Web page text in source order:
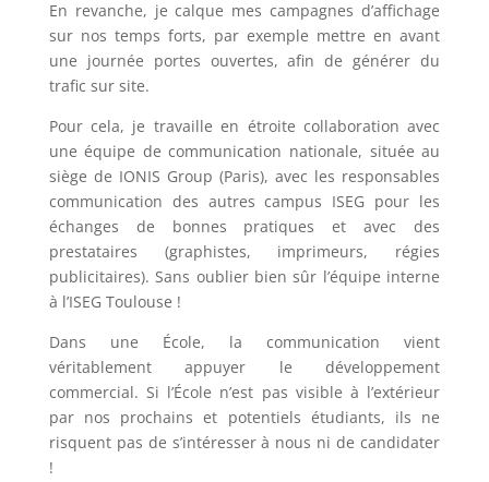
En revanche, je calque mes campagnes d’affichage
sur nos temps forts, par exemple mettre en avant
une journée portes ouvertes, afin de générer du
trafic sur site.
Pour cela, je travaille en étroite collaboration avec
une équipe de communication nationale, située au
siège de IONIS Group (Paris), avec les responsables
communication des autres campus ISEG pour les
échanges de bonnes pratiques et avec des
prestataires (graphistes, imprimeurs, régies
publicitaires). Sans oublier bien sûr l’équipe interne
à l’ISEG Toulouse !
Dans une École, la communication vient
véritablement appuyer le développement
commercial. Si l’École n’est pas visible à l’extérieur
par nos prochains et potentiels étudiants, ils ne
risquent pas de s’intéresser à nous ni de candidater
!